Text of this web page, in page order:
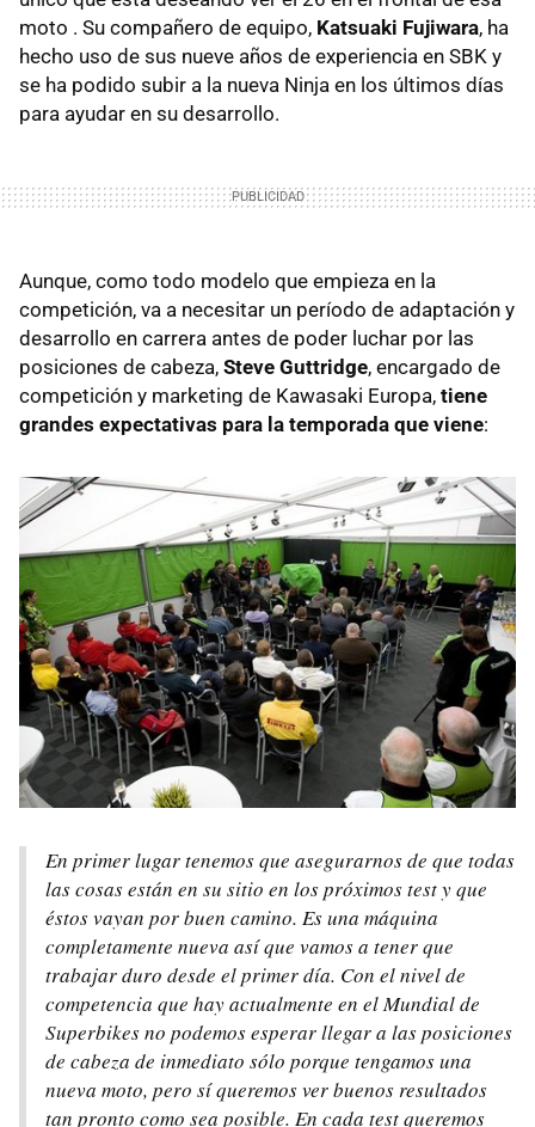
moto . Su compañero de equipo, Katsuaki Fujiwara, ha
hecho uso de sus nueve años de experiencia en SBK y
se ha podido subir a la nueva Ninja en los últimos días
para ayudar en su desarrollo.
Aunque, como todo modelo que empieza en la
competición, va a necesitar un período de adaptación y
desarrollo en carrera antes de poder luchar por las
posiciones de cabeza, Steve Guttridge, encargado de
competición y marketing de Kawasaki Europa, tiene
grandes expectativas para la temporada que viene:
En primer lugar tenemos que asegurarnos de que todas
las cosas están en su sitio en los próximos test y que
éstos vayan por buen camino. Es una máquina
completamente nueva así que vamos a tener que
trabajar duro desde el primer día. Con el nivel de
competencia que hay actualmente en el Mundial de
Superbikes no podemos esperar llegar a las posiciones
de cabeza de inmediato sólo porque tengamos una
nueva moto, pero sí queremos ver buenos resultados
tan pronto como sea posible. En cada test queremos